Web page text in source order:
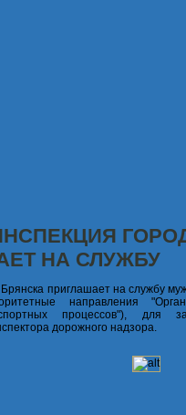
НА СЛУЖБУ
Брянска приглашает на службу
направления
процессов"), для
дорожного надзора.